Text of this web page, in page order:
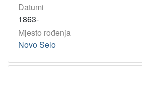
Datumi
1863-
Mjesto rođenja
Novo Selo